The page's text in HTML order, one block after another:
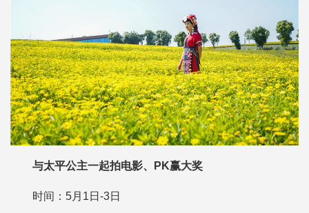
与太平公主一起拍电影、PK赢大奖
时间：5月1日-3日